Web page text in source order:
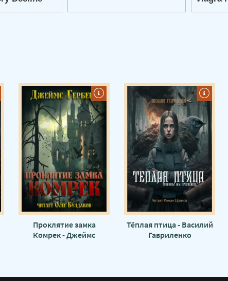
Проклятие замка
Комрек - Джеймс
Тёплая птица - Василий
Гавриленко